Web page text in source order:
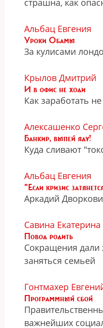
страшна, как
Альбац Евгения
Уроки Обамы
За кулисами
Крылов Дмитрий
И в офис не ходи
Как заработать
Алексашенко
Банкир, выпей яду!
Куда сливают
Альбац Евгения
"Если кризис
Аркадий
Савина Екатерина
Повод родить
Сокращения
заняться семьей
Гонтмахер
Программный сбой
важнейших